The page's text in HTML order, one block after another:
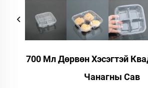
700 Мл Дөрвөн Хэсэгтэй
Чанагны Сав